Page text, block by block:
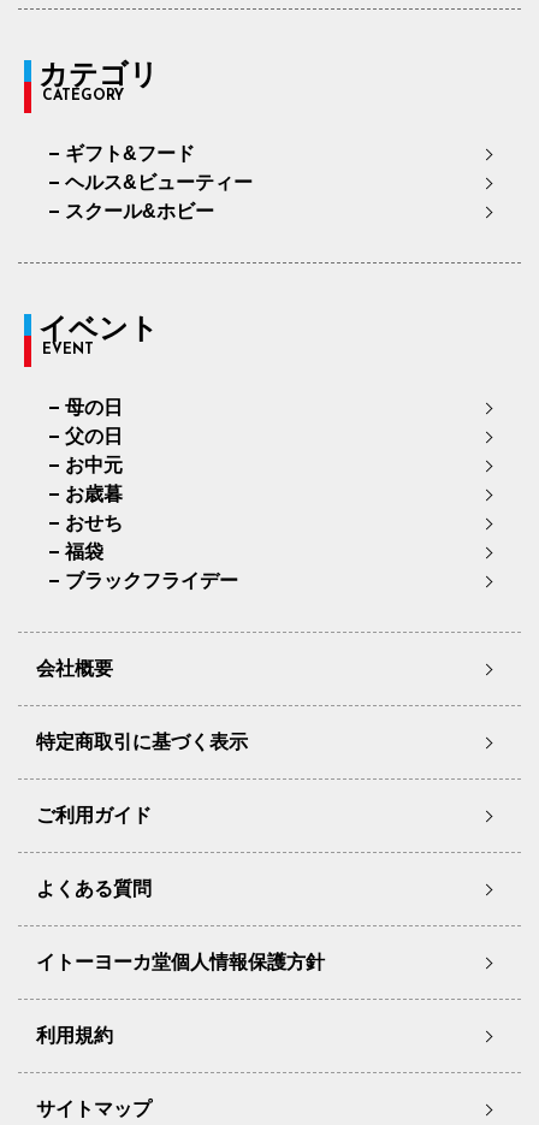
カテゴリ
CATEGORY
ギフト&フード
ヘルス&ビューティー
スクール&ホビー
イベント
EVENT
母の日
父の日
お中元
お歳暮
おせち
福袋
ブラックフライデー
会社概要
特定商取引に基づく表示
ご利用ガイド
よくある質問
イトーヨーカ堂個人情報保護方針
利用規約
サイトマップ